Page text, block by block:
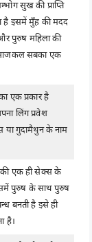
सुख की प्राप्ति
है इसमें मुँह की मदद
पुरुष महिला की
आजकल सबका एक
एक प्रकार है
लिंग प्रवेश
गुदामैथुन के नाम
की एक ही सेक्स के
पुरुष के साथ पुरुष
बनती है इसे ही
है।